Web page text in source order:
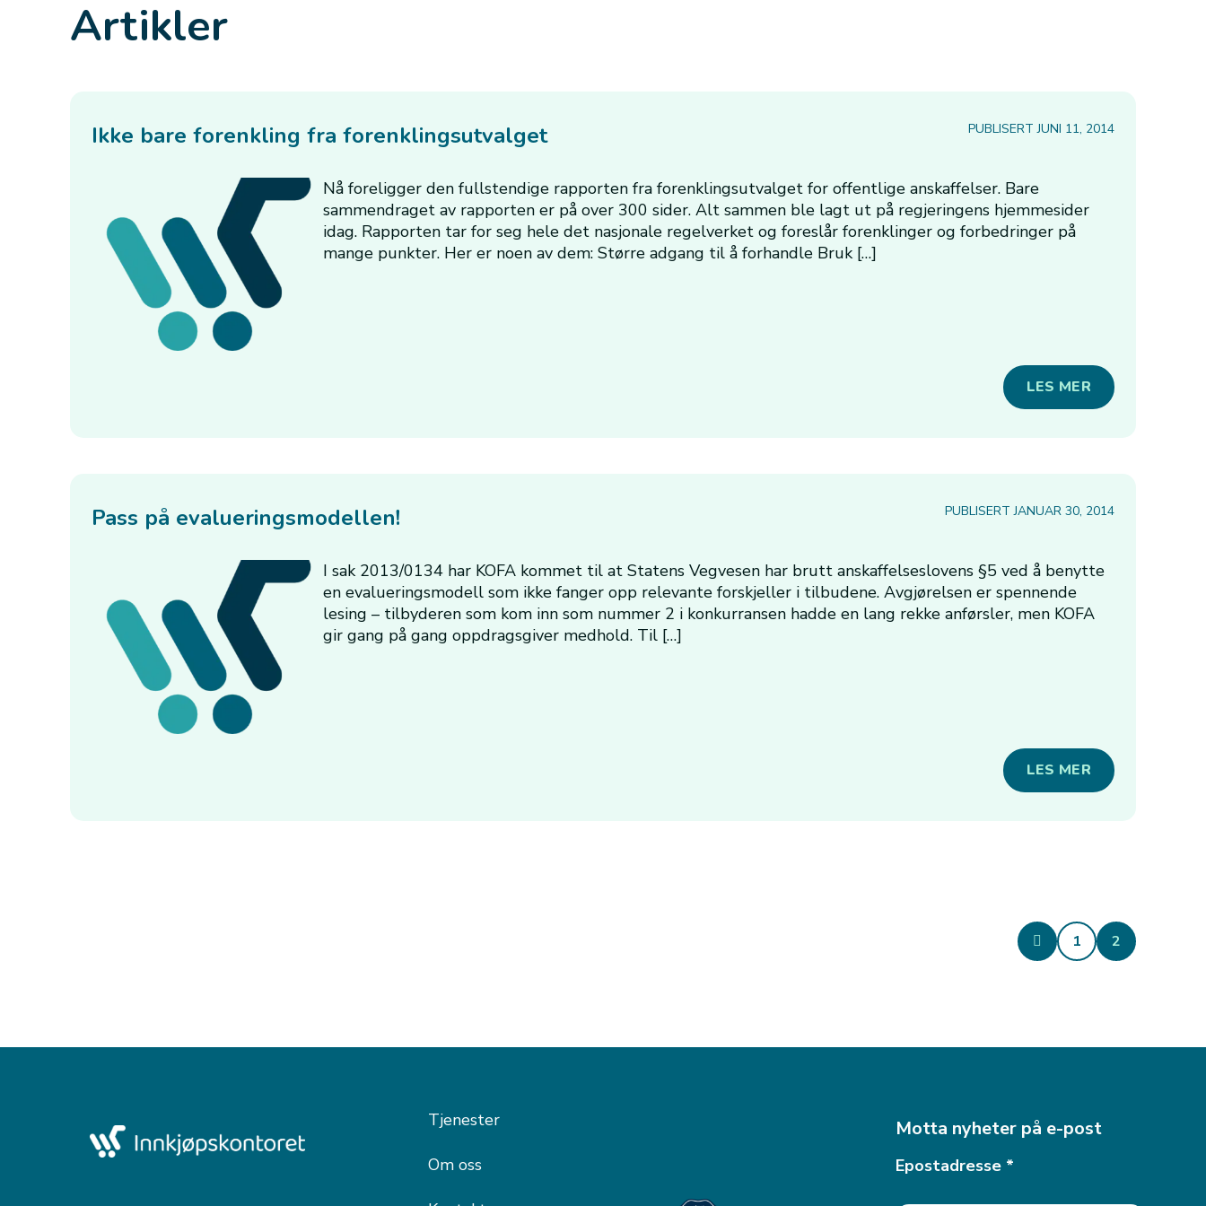
Artikler
Ikke bare forenkling fra forenklingsutvalget PUBLISERT JUNI 11, 2014
Nå foreligger den fullstendige rapporten fra forenklingsutvalget for offentlige anskaffelser. Bare
sammendraget av rapporten er på over 300 sider. Alt sammen ble lagt ut på regjeringens hjemmesider
idag. Rapporten tar for seg hele det nasjonale regelverket og foreslår forenklinger og forbedringer på
mange punkter. Her er noen av dem: Større adgang til å forhandle Bruk […]
LES MER
Pass på evalueringsmodellen! PUBLISERT JANUAR 30, 2014
I sak 2013/0134 har KOFA kommet til at Statens Vegvesen har brutt anskaffelseslovens §5 ved å benytte
en evalueringsmodell som ikke fanger opp relevante forskjeller i tilbudene. Avgjørelsen er spennende
lesing – tilbyderen som kom inn som nummer 2 i konkurransen hadde en lang rekke anførsler, men KOFA
gir gang på gang oppdragsgiver medhold. Til […]
LES MER
1 2
Tjenester
Om oss
Motta nyheter på e-post
Epostadresse *